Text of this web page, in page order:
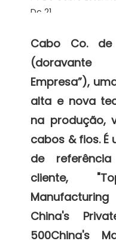
Cabo Co. de
Empresa”),
alta e nova
na produção,
cabos & fios.
de
cliente,
China's
500China's